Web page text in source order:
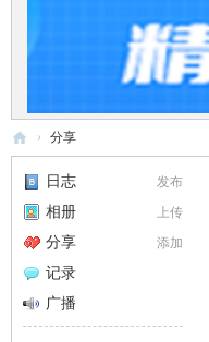
白
码
› 分享
发布
日志
上传
相册
添加
分享
记录
广播